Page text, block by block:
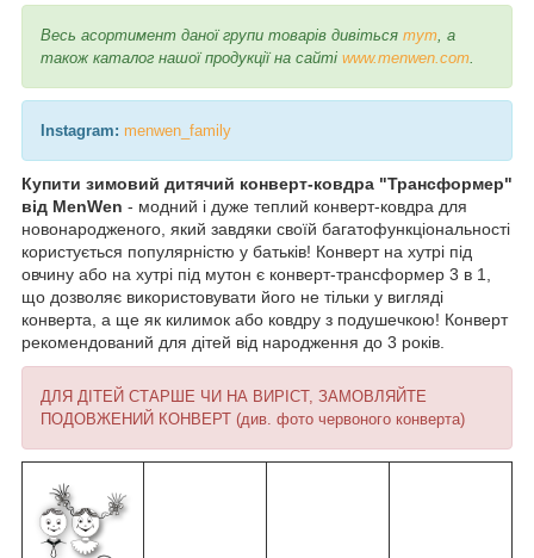
Весь асортимент даної групи товарів дивіться тут, а
також каталог нашої продукції на сайті www.menwen.com.
Instagram: menwen_family
Купити зимовий дитячий конверт-ковдра "Трансформер"
від MenWen - модний і дуже теплий конверт-ковдра для
новонародженого, який завдяки своїй багатофункціональності
користується популярністю у батьків! Конверт на хутрі під
овчину або на хутрі під мутон є конверт-трансформер 3 в 1,
що дозволяє використовувати його не тільки у вигляді
конверта, а ще як килимок або ковдру з подушечкою! Конверт
рекомендований для дітей від народження до 3 років.
ДЛЯ ДІТЕЙ СТАРШЕ ЧИ НА ВИРІСТ, ЗАМОВЛЯЙТЕ
ПОДОВЖЕНИЙ КОНВЕРТ (див. фото червоного конверта)